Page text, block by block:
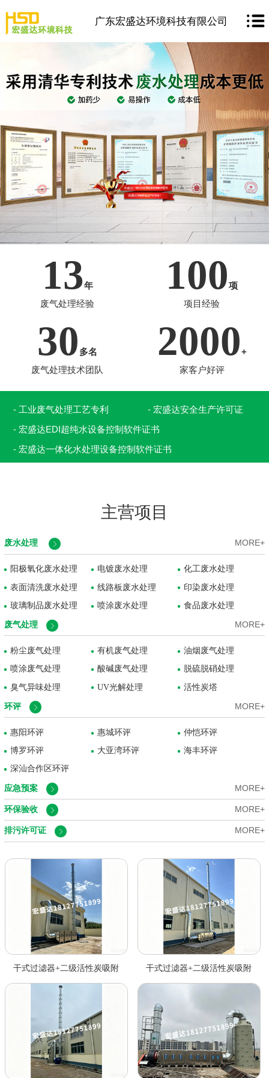
广东宏盛达环境科技有限公司
13年
废气处理经验
100项
项目经验
30 多名
废气处理技术团队
2000+
家客户好评
- 工业废气处理工艺专利
- 宏盛达安全生产许可证
- 宏盛达EDI超纯水设备控制软件证书
- 宏盛达一体化水处理设备控制软件证书
主营项目
MORE+
废水处理
阳极氧化废水处理 电镀废水处理 化工废水处理
表面清洗废水处理 线路板废水处理 印染废水处理
玻璃制品废水处理 喷涂废水处理 食品废水处理
MORE+
废气处理
粉尘废气处理 有机废气处理 油烟废气处理
喷涂废气处理 酸碱废气处理 脱硫脱硝处理
臭气异味处理 UV光解处理 活性炭塔
MORE+
环评
惠阳环评 惠城环评 仲恺环评
博罗环评 大亚湾环评 海丰环评
深汕合作区环评
MORE+
应急预案
MORE+
环保验收
MORE+
排污许可证
干式过滤器+二级活性炭吸附 干式过滤器+二级活性炭吸附